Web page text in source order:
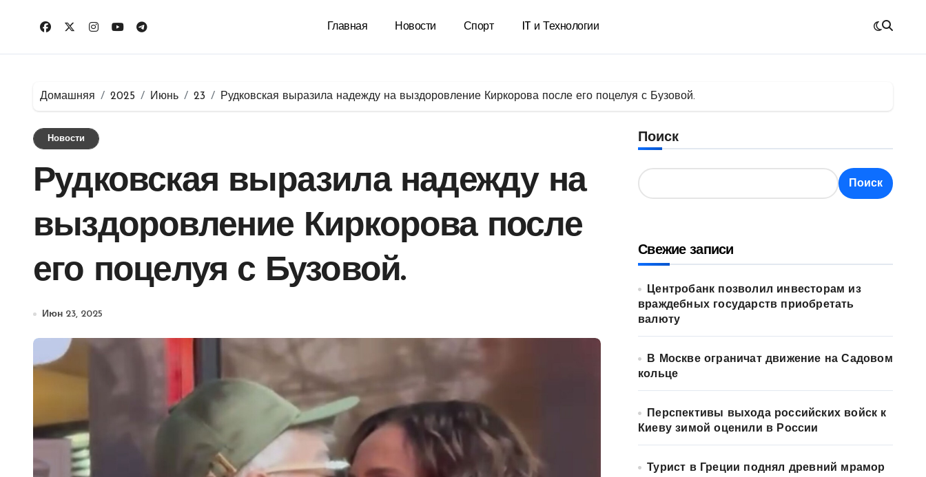
Главная Новости Спорт IT и Технологии
Домашняя 2025 Июнь 23 Рудковская выразила надежду на выздоровление Киркорова после его поцелуя с Бузовой.
Новости
Рудковская выразила надежду на
выздоровление Киркорова после
его поцелуя с Бузовой.
Июн 23, 2025
Поиск
Поиск
Свежие записи
Центробанк позволил инвесторам из
враждебных государств приобретать
валюту
В Москве ограничат движение на Садовом
кольце
Перспективы выхода российских войск к
Киеву зимой оценили в России
Турист в Греции поднял древний мрамор